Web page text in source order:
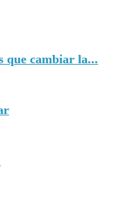
que cambiar la...